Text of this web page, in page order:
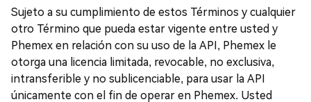
Sujeto a su cumplimiento de estos Términos y cualquier
otro Término que pueda estar vigente entre usted y
Phemex en relación con su uso de la API, Phemex le
otorga una licencia limitada, revocable, no exclusiva,
intransferible y no sublicenciable, para usar la API
únicamente con el fin de operar en Phemex. Usted